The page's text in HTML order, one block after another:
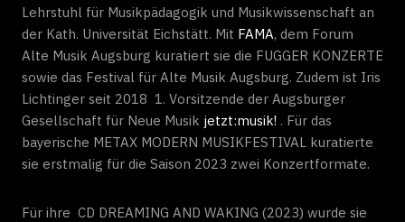
Lehrstuhl für Musikpädagogik und Musikwissenschaft an
der Kath. Universität Eichstätt. Mit FAMA, dem Forum
Alte Musik Augsburg kuratiert sie die FUGGER KONZERTE
sowie das Festival für Alte Musik Augsburg. Zudem ist Iris
Lichtinger seit 2018 1. Vorsitzende der Augsburger
Gesellschaft für Neue Musik jetzt:musik! . Für das
bayerische METAX MODERN MUSIKFESTIVAL kuratierte
sie erstmalig für die Saison 2023 zwei Konzertformate.
Für ihre CD DREAMING AND WAKING (2023) wurde sie